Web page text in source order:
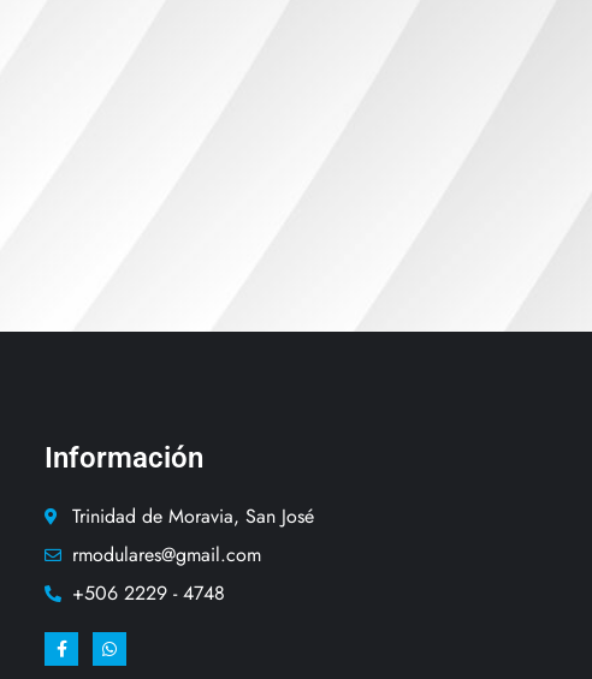
Información
Trinidad de Moravia, San José
rmodulares@gmail.com
+506 2229 - 4748